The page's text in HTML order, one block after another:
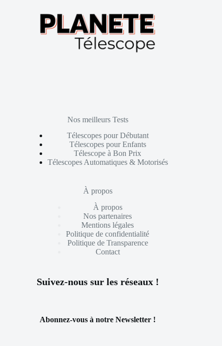
Nos meilleurs Tests
Télescopes pour Débutant
Télescopes pour Enfants
Télescope à Bon Prix
Télescopes Automatiques & Motorisés
À propos
À propos
Nos partenaires
Mentions légales
Politique de confidentialité
Politique de Transparence
Contact
Suivez-nous sur les réseaux !
Abonnez-vous à notre Newsletter !